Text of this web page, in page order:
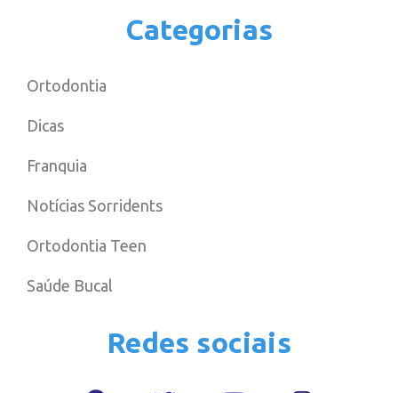
Categorias
Ortodontia
Dicas
Franquia
Notícias Sorridents
Ortodontia Teen
Saúde Bucal
Redes sociais